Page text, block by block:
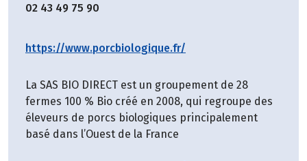
02 43 49 75 90
https://www.porcbiologique.fr/
La SAS BIO DIRECT est un groupement de 28
fermes 100 % Bio créé en 2008, qui regroupe des
éleveurs de porcs biologiques principalement
basé dans l’Ouest de la France